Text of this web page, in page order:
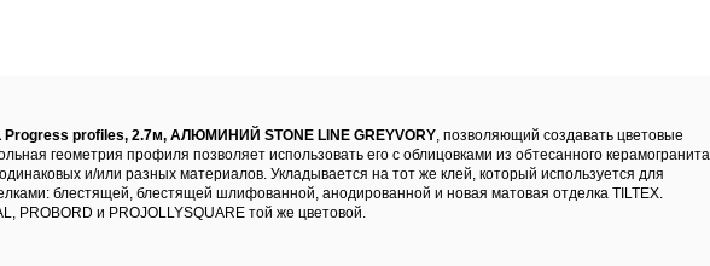
Progress profiles, 2.7м, АЛЮМИНИЙ STONE LINE GREYVORY , позволяющий создавать цветовые
геометрия профиля позволяет использовать его с облицовками из обтесанного керамогранита.
и/или разных материалов. Укладывается на тот же клей, который используется для
блестящей, блестящей шлифованной, анодированной и новая матовая отделка TILTEX.
PROBORD и PROJOLLYSQUARE той же цветовой.